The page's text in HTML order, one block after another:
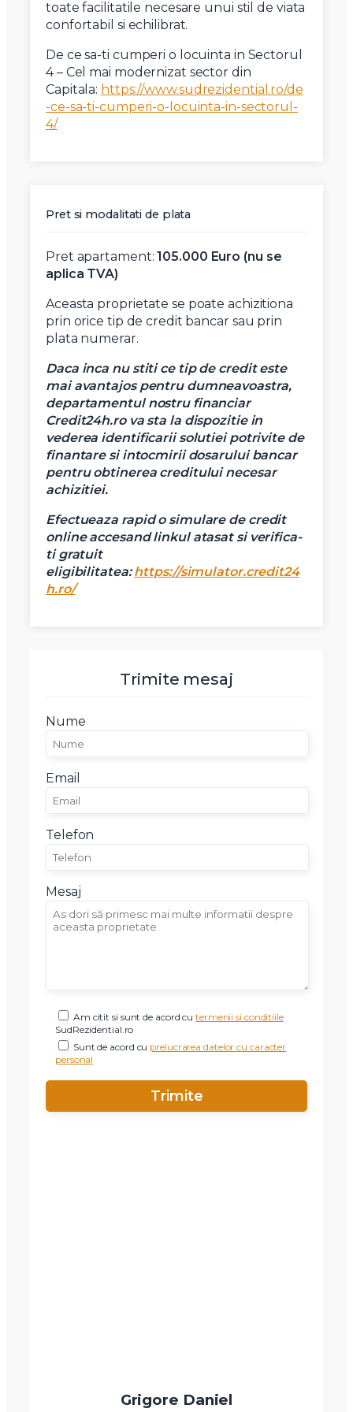
toate facilitatile necesare unui stil de viata
confortabil si echilibrat.
De ce sa-ti cumperi o locuinta in Sectorul
4 – Cel mai modernizat sector din
Capitala: https://www.sudrezidential.ro/de
-ce-sa-ti-cumperi-o-locuinta-in-sectorul-
4/
Pret si modalitati de plata
Pret apartament:105.000 Euro (nu se
aplica TVA)
Aceasta proprietate se poate achizitiona
prin orice tip de credit bancar sau prin
plata numerar.
Daca inca nu stiti ce tip de credit este
mai avantajos pentru dumneavoastra,
departamentul nostru financiar
Credit24h.ro va sta la dispozitie in
vederea identificarii solutiei potrivite de
finantare si intocmirii dosarului bancar
pentru obtinerea creditului necesar
achizitiei.
Efectueaza rapid o simulare de credit
online accesand linkul atasat si verifica-
ti gratuit
eligibilitatea:https://simulator.credit24
h.ro/
Trimite mesaj
Nume
Email
Telefon
Mesaj
Am citit si sunt de acord cutermenii si conditiile
SudRezidential.ro
Sunt de acord cu prelucrarea datelor cu caracter
personal
Grigore Daniel